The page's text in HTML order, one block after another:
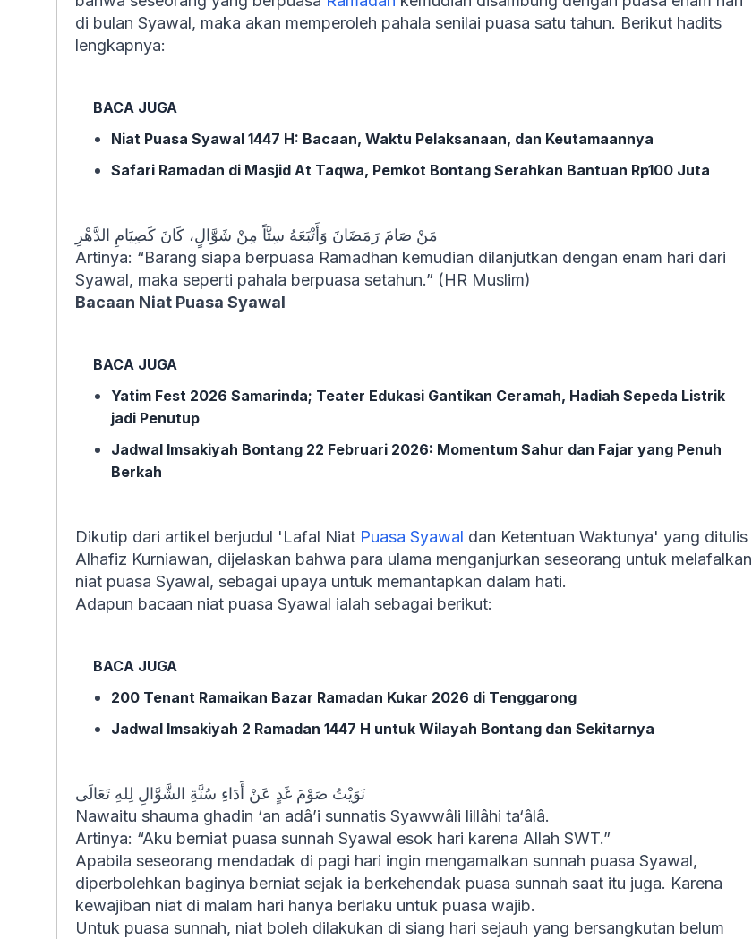
di bulan Syawal, maka akan memperoleh pahala senilai puasa satu tahun. Berikut hadits
lengkapnya:
BACA JUGA
Niat Puasa Syawal 1447 H: Bacaan, Waktu Pelaksanaan, dan Keutamaannya
Safari Ramadan di Masjid At Taqwa, Pemkot Bontang Serahkan Bantuan Rp100 Juta
مَنْ صَامَ رَمَضَانَ وَأَتْبَعَهُ سِتَّاً مِنْ شَوَّالٍ، كَانَ كَصِيَامِ الدَّهْرِ
Artinya: “Barang siapa berpuasa Ramadhan kemudian dilanjutkan dengan enam hari dari
Syawal, maka seperti pahala berpuasa setahun.” (HR Muslim)
Bacaan Niat Puasa Syawal
BACA JUGA
Yatim Fest 2026 Samarinda; Teater Edukasi Gantikan Ceramah, Hadiah Sepeda Listrik
jadi Penutup
Jadwal Imsakiyah Bontang 22 Februari 2026: Momentum Sahur dan Fajar yang Penuh
Berkah
Dikutip dari artikel berjudul 'Lafal Niat Puasa Syawal dan Ketentuan Waktunya' yang ditulis
Alhafiz Kurniawan, dijelaskan bahwa para ulama menganjurkan seseorang untuk melafalkan
niat puasa Syawal, sebagai upaya untuk memantapkan dalam hati.
Adapun bacaan niat puasa Syawal ialah sebagai berikut:
BACA JUGA
200 Tenant Ramaikan Bazar Ramadan Kukar 2026 di Tenggarong
Jadwal Imsakiyah 2 Ramadan 1447 H untuk Wilayah Bontang dan Sekitarnya
نَوَيْتُ صَوْمَ غَدٍ عَنْ أَدَاءِ سُنَّةِ الشَّوَّالِ لِلهِ تَعَالَى
Nawaitu shauma ghadin ‘an adâ’i sunnatis Syawwâli lillâhi ta‘âlâ.
Artinya: “Aku berniat puasa sunnah Syawal esok hari karena Allah SWT.”
Apabila seseorang mendadak di pagi hari ingin mengamalkan sunnah puasa Syawal,
diperbolehkan baginya berniat sejak ia berkehendak puasa sunnah saat itu juga. Karena
kewajiban niat di malam hari hanya berlaku untuk puasa wajib.
Untuk puasa sunnah, niat boleh dilakukan di siang hari sejauh yang bersangkutan belum